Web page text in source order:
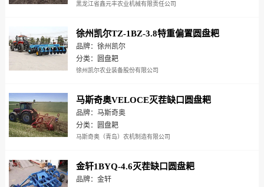
黑龙江省鑫元丰农业机械有限责任公司
徐州凯尔TZ-1BZ-3.8特重偏置圆盘耙
品牌：徐州凯尔
分类：圆盘耙
徐州凯尔农业装备股份有限公司
马斯奇奥VELOCE灭茬缺口圆盘耙
品牌：马斯奇奥
分类：圆盘耙
马斯奇奥（青岛）农机制造有限公司
金轩1BYQ-4.6灭茬缺口圆盘耙
品牌：金轩